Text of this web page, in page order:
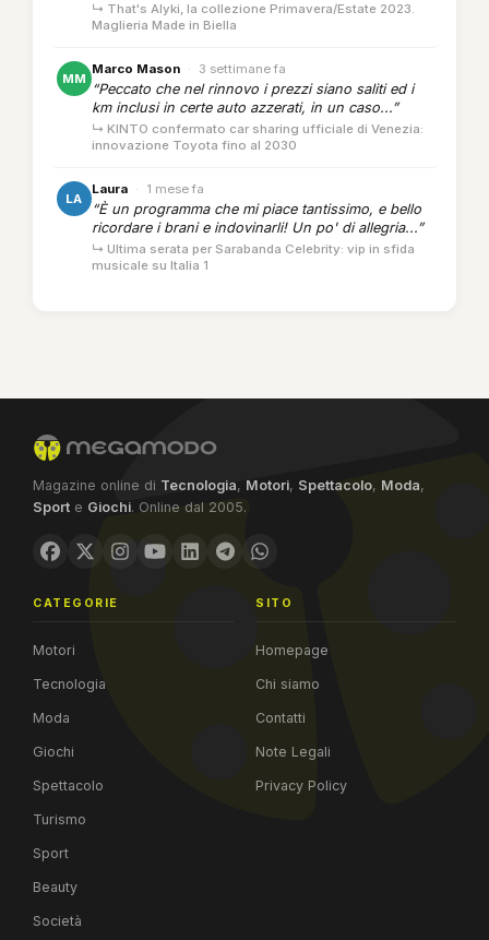
↳ That's Alyki, la collezione Primavera/Estate 2023.
Maglieria Made in Biella
MM
Marco Mason · 3 settimane fa
“Peccato che nel rinnovo i prezzi siano saliti ed i
km inclusi in certe auto azzerati, in un caso...”
↳ KINTO confermato car sharing ufficiale di Venezia:
innovazione Toyota fino al 2030
LA
Laura · 1 mese fa
“È un programma che mi piace tantissimo, e bello
ricordare i brani e indovinarli! Un po' di allegria...”
↳ Ultima serata per Sarabanda Celebrity: vip in sfida
musicale su Italia 1
Magazine online di Tecnologia, Motori, Spettacolo, Moda,
Sport e Giochi. Online dal 2005.
CATEGORIE
Motori
Tecnologia
Moda
Giochi
Spettacolo
Turismo
Sport
Beauty
Società
SITO
Homepage
Chi siamo
Contatti
Note Legali
Privacy Policy